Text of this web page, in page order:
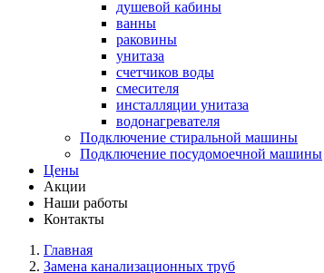
душевой кабины
ванны
раковины
унитаза
счетчиков воды
смесителя
инсталляции унитаза
водонагревателя
Подключение стиральной машины
Подключение посудомоечной машины
Цены
Акции
Наши работы
Контакты
Главная
Замена канализационных труб